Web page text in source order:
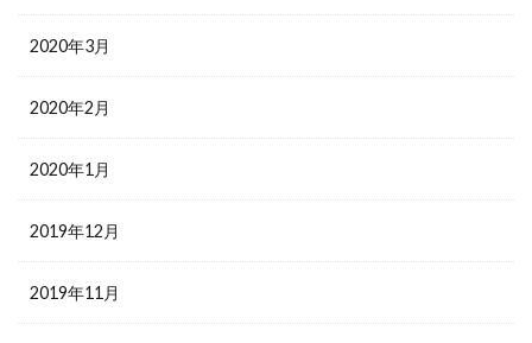
2020年3月
2020年2月
2020年1月
2019年12月
2019年11月